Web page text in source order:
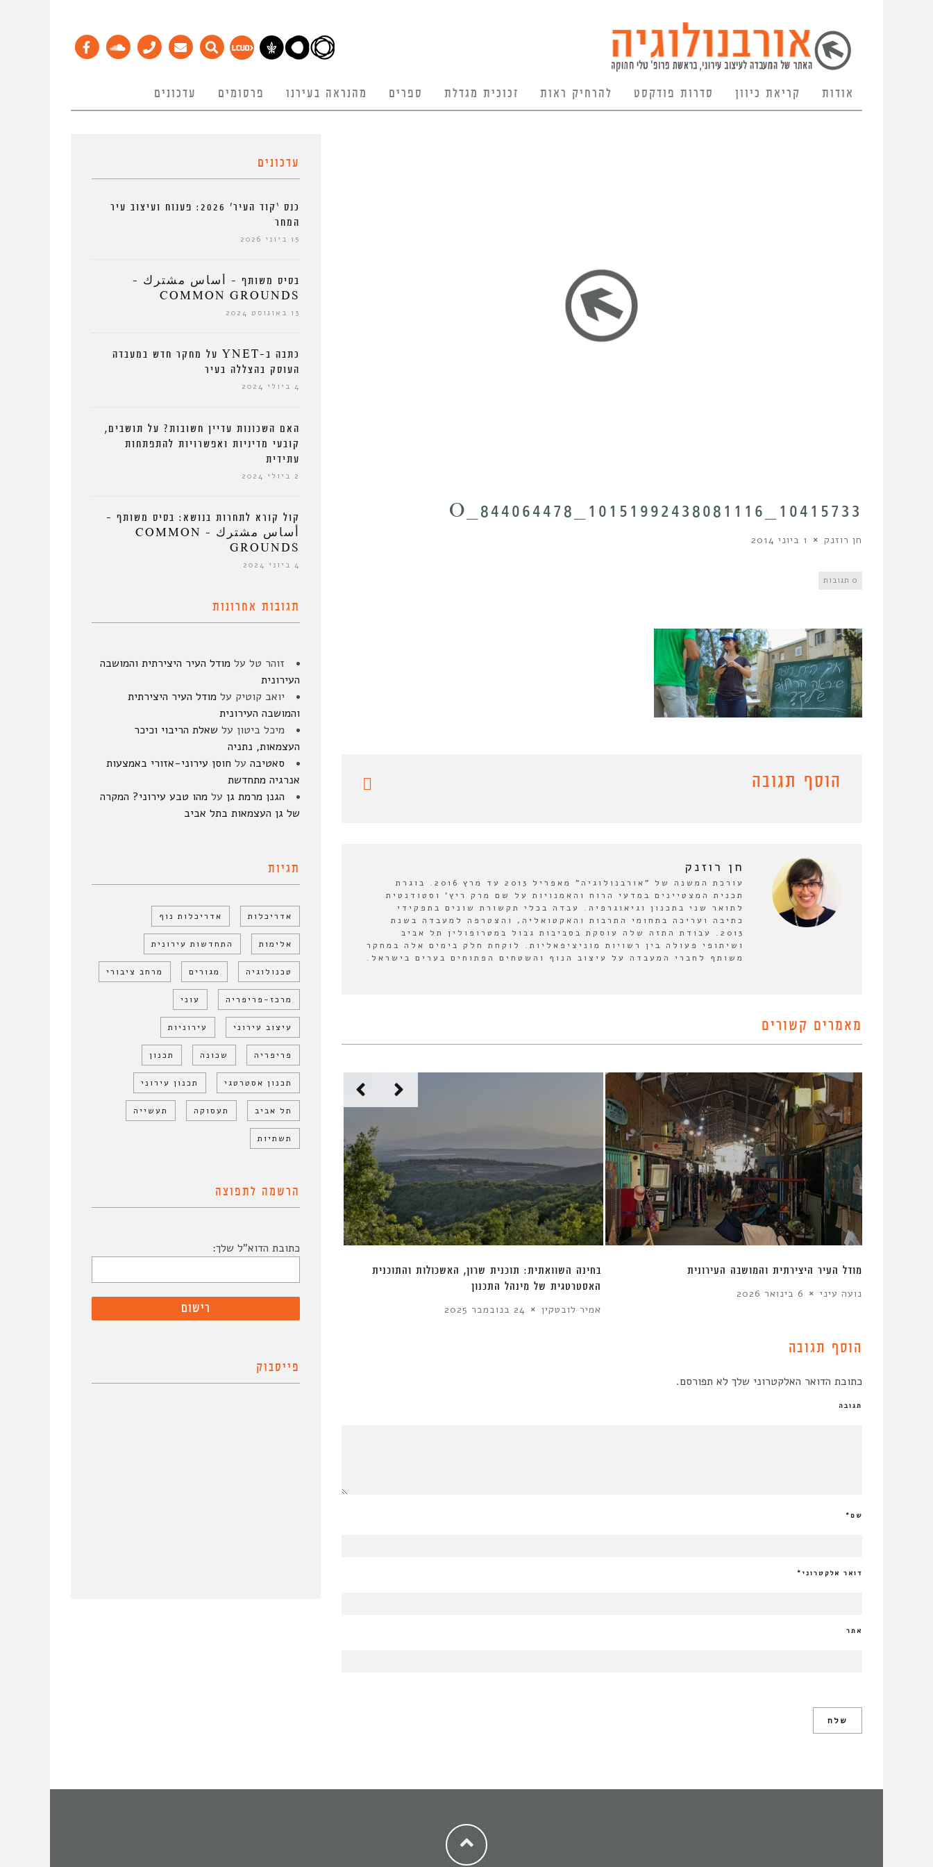
אודות קריאת כיוון סדרות פודקסט להרחיק ראות זכוכית מגדלת ספרים מהנראה בעירנו פרסומים עדכונים
10415733_10151992438081116_844064478_O
חן רוזנק 1 ביוני 2014
0 תגובות
הוסף תגובה
חן רוזנק
עורכת המשנה של "אורבנולוגיה" מאפריל 2013 עד מרץ 2016. בוגרת
תכנית המצטיינים במדעי הרוח והאמנויות על שם מרק ריץ' וסטודנטית
לתואר שני בתכנון וגיאוגרפיה. עבדה בכלי תקשורת שונים בתפקידי
כתיבה ועריכה בתחומי התרבות והאקטואליה, והצטרפה למעבדה בשנת
2013. עבודת התזה שלה עוסקת בסביבות גבול במטרופולין תל אביב
ושיתופי פעולה בין רשויות מוניציפאליות. לוקחת חלק בימים אלה במחקר
משותף לחברי המעבדה על עיצוב הנוף והשטחים הפתוחים בערים בישראל.
מאמרים קשורים
בחינה השוואתית: תוכנית שרון, האשכולות והתוכנית
האסטרטגית של מינהל התכנון
אמיר לובטקין 24 בנובמבר 2025
מודל העיר היצירתית והמושבה העירונית
נועה עיני 6 בינואר 2026
הוסף תגובה
כתובת הדואר האלקטרוני שלך לא תפורסם.
תגובה
שם*
דואר אלקטרוני *
אתר
עדכונים
כנס ‘קוד העיר’ 2026: פענוח ועיצוב עיר
המחר
15 ביוני 2026
בסיס משותף – أساس مشترك –
COMMON GROUNDS
13 באוגוסט 2024
כתבה ב-YNET על מחקר חדש במעבדה
העוסק בהצללה בעיר
4 ביולי 2024
האם השכונות עדיין חשובות? על תושבים,
קובעי מדיניות ואפשרויות להתפתחות
עתידית
2 ביולי 2024
קול קורא לתחרות בנושא: בסיס משותף –
أساس مشترك – COMMON
GROUNDS
4 ביוני 2024
תגובות אחרונות
זוהר טל על מודל העיר היצירתית והמושבה
העירונית
יואב קוטיק על מודל העיר היצירתית
והמושבה העירונית
מיכל ביטון על שאלת הריבוי וכיכר
העצמאות, נתניה
סאטיבה על חוסן עירוני-אזורי באמצעות
אנרגיה מתחדשת
הגנן מרמת גן על מהו טבע עירוני? המקרה
של גן העצמאות בתל אביב
תגיות
אדריכלות אדריכלות נוף
אלימות התחדשות עירונית
טכנולוגיה מגורים מרחב ציבורי
מרכז-פריפריה עוני
עיצוב עירוני עירוניות
פריפריה שכונה תכנון
תכנון אסטרטגי תכנון עירוני
תל אביב תעסוקה תעשייה
תשתיות
הרשמה לתפוצה
כתובת הדוא"ל שלך:
פייסבוק